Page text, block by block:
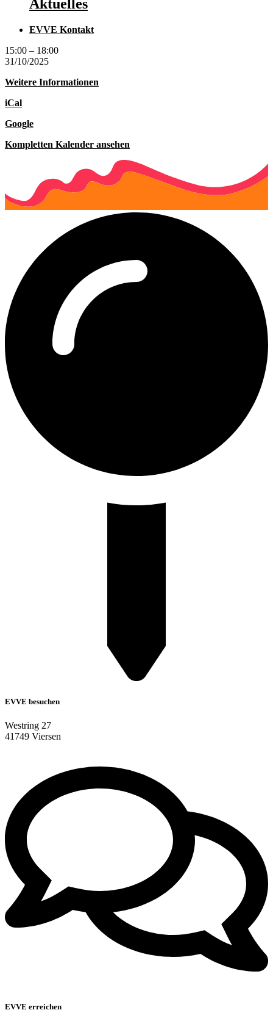
Aktuelles
EVVE Kontakt
Halloween
Party
15:00 – 18:00
31/10/2025
Weitere Informationen
iCal
Google
Kompletten Kalender ansehen
EVVE besuchen
Westring 27
41749 Viersen
EVVE erreichen